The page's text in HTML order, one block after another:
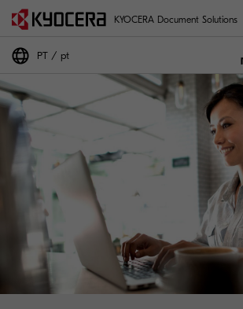
KYOCERA Document Solutions
PT pt